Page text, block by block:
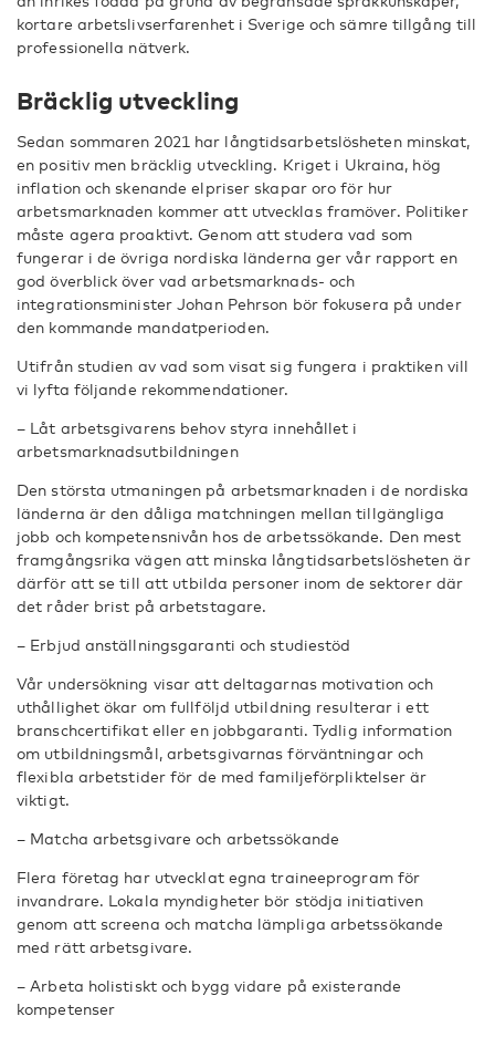
kortare arbetslivserfarenhet i Sverige och sämre tillgång till
professionella nätverk.
Bräcklig utveckling
Sedan sommaren 2021 har långtidsarbetslösheten minskat,
en positiv men bräcklig utveckling. Kriget i Ukraina, hög
inflation och skenande elpriser skapar oro för hur
arbetsmarknaden kommer att utvecklas framöver. Politiker
måste agera proaktivt. Genom att studera vad som
fungerar i de övriga nordiska länderna ger vår rapport en
god överblick över vad arbetsmarknads- och
integrationsminister Johan Pehrson bör fokusera på under
den kommande mandatperioden.
Utifrån studien av vad som visat sig fungera i praktiken vill
vi lyfta följande rekommendationer.
– Låt arbetsgivarens behov styra innehållet i
arbetsmarknadsutbildningen
Den största utmaningen på arbetsmarknaden i de nordiska
länderna är den dåliga matchningen mellan tillgängliga
jobb och kompetensnivån hos de arbetssökande. Den mest
framgångsrika vägen att minska långtidsarbetslösheten är
därför att se till att utbilda personer inom de sektorer där
det råder brist på arbetstagare.
– Erbjud anställningsgaranti och studiestöd
Vår undersökning visar att deltagarnas motivation och
uthållighet ökar om fullföljd utbildning resulterar i ett
branschcertifikat eller en jobbgaranti. Tydlig information
om utbildningsmål, arbetsgivarnas förväntningar och
flexibla arbetstider för de med familjeförpliktelser är
viktigt.
– Matcha arbetsgivare och arbetssökande
Flera företag har utvecklat egna traineeprogram för
invandrare. Lokala myndigheter bör stödja initiativen
genom att screena och matcha lämpliga arbetssökande
med rätt arbetsgivare.
– Arbeta holistiskt och bygg vidare på existerande
kompetenser